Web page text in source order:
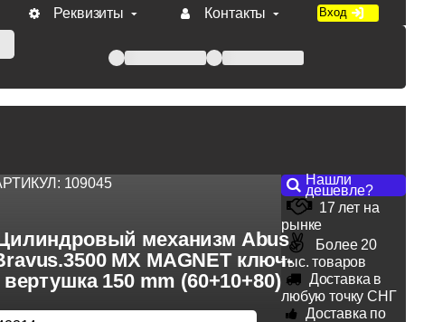
Реквизиты Контакты Вход
при оплате по счету.
109045
механизм Abus
MX MAGNET ключ-
вертушка 150 mm (60+10+80)
Нашли
дешевле?
17 лет на
рынке
Более 20
тыс. товаров
Доставка в
любую точку СНГ
Доставка по